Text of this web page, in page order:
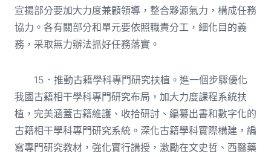
宣揚部分要加大力度兼顧領導，整合夥源氣力，構成任務
協力。各有關部分和單元要依照職責分工，細化目的義
務，采取無力辦法抓好任務落實。
15．推動古籍學科專門研究扶植。進一個步驟優化
我國古籍相干學科專門研究布局，加大力度課程系統扶
植，完美涵蓋古籍維護、收拾研討、編纂出書和數字化的
古籍相干學科專門研究系統。深化古籍學科實際構建，編
寫專門研究教材，強化實行講授，激勵在文史哲、西醫藥